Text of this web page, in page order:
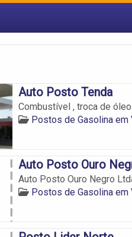
Auto Posto Tenda
Combustível , troca de
Postos de Gasolina em
Auto Posto Ouro
Auto Posto Ouro Negro
Postos de Gasolina em